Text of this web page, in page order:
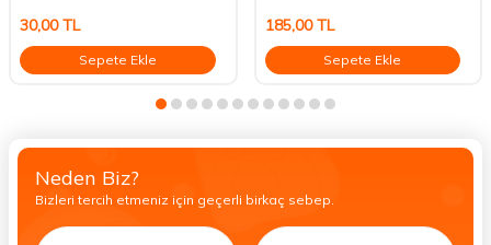
30,00TL
Sepete Ekle
185,00TL
Sepete Ekle
Neden Biz?
Bizleri tercih etmeniz için geçerli birkaç sebep.